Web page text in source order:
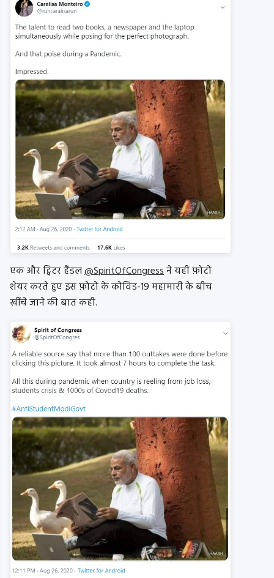
एक और ट्विटर हैंडल@SpiritOfCongressने यही फ़ोटो
शेयर करते हुए इस फ़ोटो के कोविड-19 महामारी के बीच
खींचे जाने की बात कही.